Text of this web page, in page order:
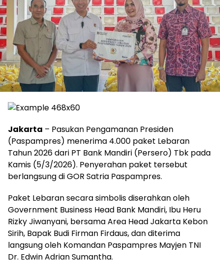
Jakarta – Pasukan Pengamanan Presiden
(Paspampres) menerima 4.000 paket Lebaran
Tahun 2026 dari PT Bank Mandiri (Persero) Tbk pada
Kamis (5/3/2026). Penyerahan paket tersebut
berlangsung di GOR Satria Paspampres.
Paket Lebaran secara simbolis diserahkan oleh
Government Business Head Bank Mandiri, Ibu Heru
Rizky Jiwanyani, bersama Area Head Jakarta Kebon
Sirih, Bapak Budi Firman Firdaus, dan diterima
langsung oleh Komandan Paspampres Mayjen TNI
Dr. Edwin Adrian Sumantha.